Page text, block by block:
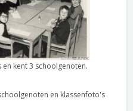
kent 3 schoolgenoten.
en klassenfoto's